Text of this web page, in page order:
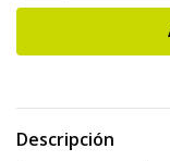
Descripción